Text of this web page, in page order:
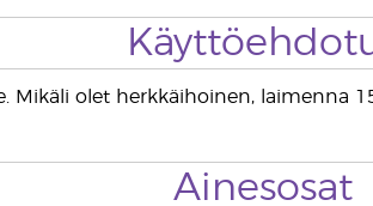
Mikäli olet herkkäihoinen, laimenna
Ainesosat